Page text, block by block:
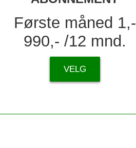
Første måned 1,-
990,- /12 mnd.
VELG